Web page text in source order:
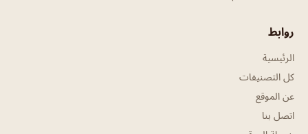
روابط
الرئيسية
كل التصنيفات
عن الموقع
اتصل بنا